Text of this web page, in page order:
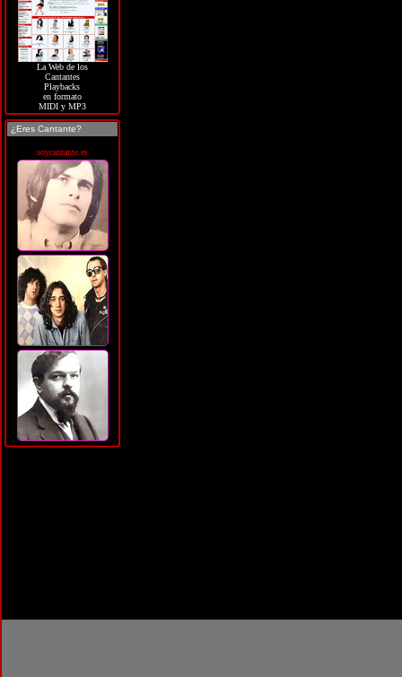
La Web de los
Cantantes
Playbacks
en formato
MIDI y MP3
¿Eres Cantante?
soycantante.es